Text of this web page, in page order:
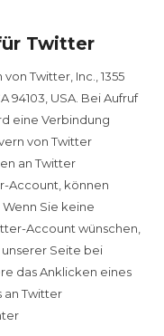
Twitter
Twitter, Inc., 1355
94103, USA. Bei Aufruf
eine Verbindung
von Twitter
an Twitter
Account, können
Sie keine
Account wünschen,
Seite bei
das Anklicken eines
an Twitter